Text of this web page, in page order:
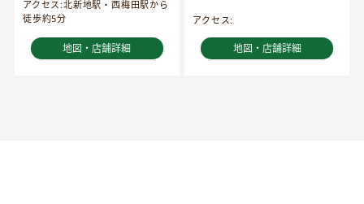
アクセス:北新地駅・西梅田駅から
徒歩約5分
地図・店舗詳細
アクセス:
地図・店舗詳細